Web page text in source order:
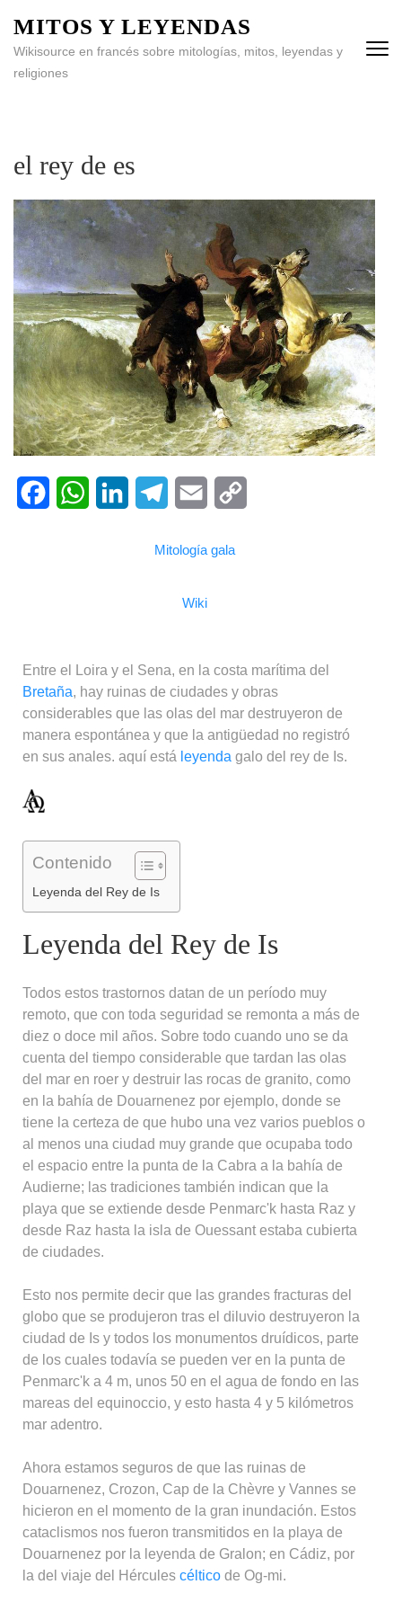
MITOS Y LEYENDAS
Wikisource en francés sobre mitologías, mitos, leyendas y
religiones
el rey de es
Link
Mitología gala
Wiki
Entre el Loira y el Sena, en la costa marítima del
Bretaña, hay ruinas de ciudades y obras
considerables que las olas del mar destruyeron de
manera espontánea y que la antigüedad no registró
en sus anales. aquí está leyenda galo del rey de Is.
Contenido
Leyenda del Rey de Is
Leyenda del Rey de Is
Todos estos trastornos datan de un período muy
remoto, que con toda seguridad se remonta a más de
diez o doce mil años. Sobre todo cuando uno se da
cuenta del tiempo considerable que tardan las olas
del mar en roer y destruir las rocas de granito, como
en la bahía de Douarnenez por ejemplo, donde se
tiene la certeza de que hubo una vez varios pueblos o
al menos una ciudad muy grande que ocupaba todo
el espacio entre la punta de la Cabra a la bahía de
Audierne; las tradiciones también indican que la
playa que se extiende desde Penmarc'k hasta Raz y
desde Raz hasta la isla de Ouessant estaba cubierta
de ciudades.
Esto nos permite decir que las grandes fracturas del
globo que se produjeron tras el diluvio destruyeron la
ciudad de Is y todos los monumentos druídicos, parte
de los cuales todavía se pueden ver en la punta de
Penmarc'k a 4 m, unos 50 en el agua de fondo en las
mareas del equinoccio, y esto hasta 4 y 5 kilómetros
mar adentro.
Ahora estamos seguros de que las ruinas de
Douarnenez, Crozon, Cap de la Chèvre y Vannes se
hicieron en el momento de la gran inundación. Estos
cataclismos nos fueron transmitidos en la playa de
Douarnenez por la leyenda de Gralon; en Cádiz, por
la del viaje del Hércules céltico de Og-mi.